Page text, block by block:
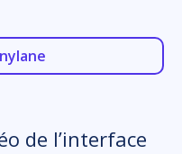
de l’interface